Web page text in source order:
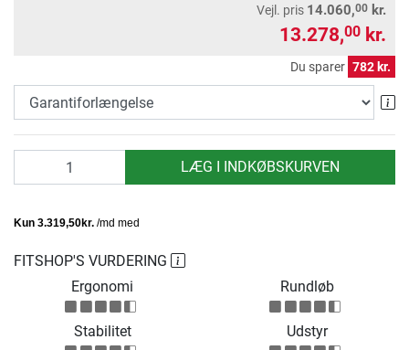
Vejl. pris 14.060,00 kr.
13.278,00 kr.
Du sparer 782 kr.
LÆG I INDKØBSKURVEN
FITSHOP'S VURDERING
Ergonomi
Rundløb
Stabilitet Udstyr